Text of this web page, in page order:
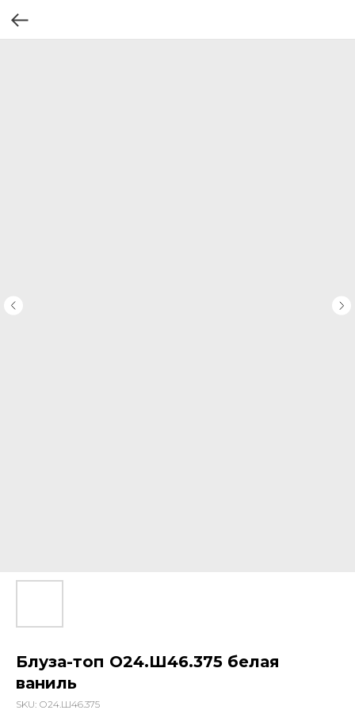
Блуза-топ О24.Ш46.375 белая
ваниль
SKU: О24.Ш46.375